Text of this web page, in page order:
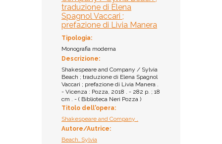
130835
Prestito:
Ammesso al prestito
traduzione di Elena
Spagnol Vaccari ;
prefazione di Livia Manera
Tipologia:
Monografia moderna
Descrizione:
Shakespeare and Company / Sylvia
Beach ; traduzione di Elena Spagnol
Vaccari ; prefazione di Livia Manera .
- Vicenza : Pozza, 2018 . - 282 p. ; 18
cm . - ( Biblioteca Neri Pozza )
Titolo dell'opera:
Shakespeare and Company .
Autore/Autrice:
Beach, Sylvia